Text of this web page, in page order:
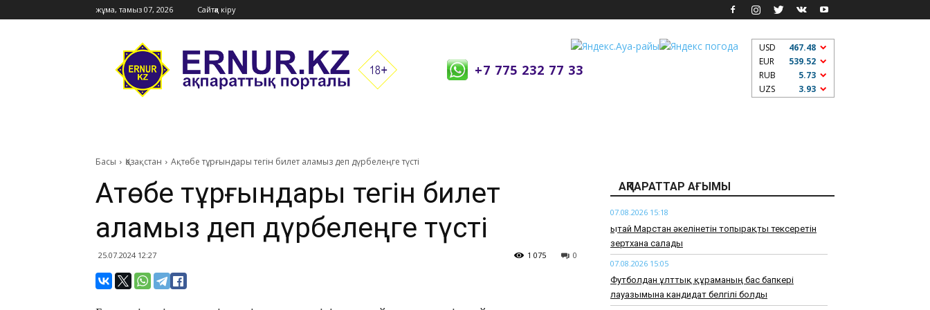
жұма, тамыз 07, 2026 Сайтқа кіру
Ernur
Press
+7 775 232 77 33
USD
467.48
EUR
539.52
RUB
5.73
UZS
3.93
Басы Қазақстан Ақтөбе тұрғындары тегін билет аламыз деп дүрбелеңге түсті
Ақтөбе тұрғындары тегін билет
аламыз деп дүрбелеңге түсті
25.07.2024 12:27 0
1 075
АҚПАРАТТАР АҒЫМЫ
07.08.2026 15:18
Қытай Марстан әкелінетін топырақты тексеретін
зертхана салады
07.08.2026 15:05
Футболдан ұлттық құраманың бас бапкері
лауазымына кандидат белгілі болды